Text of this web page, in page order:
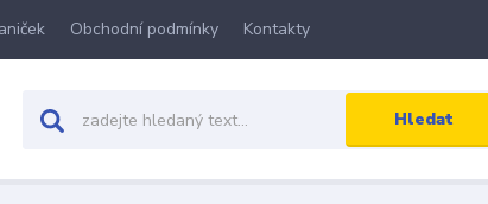
Obchodní podmínky Kontakty
Hledat